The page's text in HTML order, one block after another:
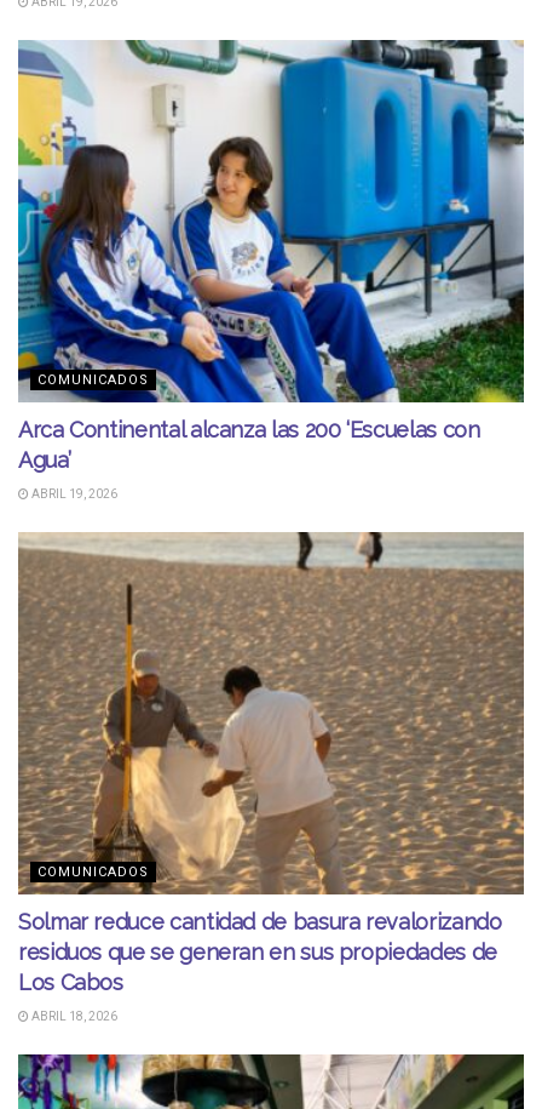
COMUNICADOS
Arca Continental alcanza las 200 ‘Escuelas con
Agua’
ABRIL 19, 2026
COMUNICADOS
Solmar reduce cantidad de basura revalorizando
residuos que se generan en sus propiedades de
Los Cabos
ABRIL 18, 2026